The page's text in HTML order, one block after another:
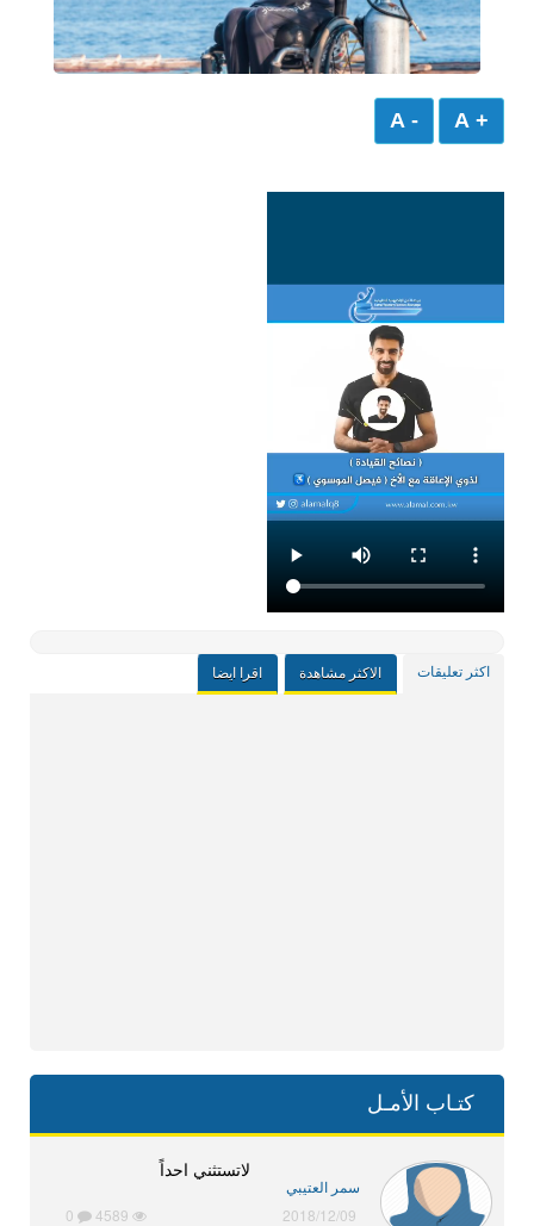
+ A
- A
اكثر تعليقات الاكثر مشاهدة اقرا ايضا
كتـاب الأمـل
لاتستثني احداً
سمر العتيبي
2018/12/09